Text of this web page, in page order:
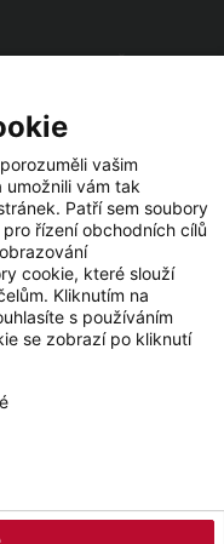
údajů Newsletter
LinkedIn
vašim
vám tak
Patří sem soubory
řízení obchodních cílů
cookie, které slouží
Kliknutím na
s používáním
se zobrazí po kliknutí